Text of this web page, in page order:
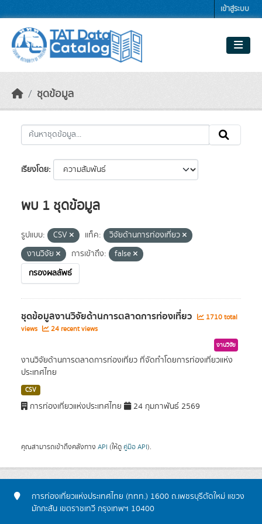
เข้าสู่ระบบ
ชุดข้อมูล
เรียงโดย
พบ 1 ชุดข้อมูล
รูปแบบ: CSV แท็ค:
วิจัยด้านการท่องเที่ยว
งานวิจัย
การเข้าถึง:
false
กรองผลลัพธ์
ชุดข้อมูลงานวิจัยด้านการตลาดการท่องเที่ยว
1710 total
views
24 recent views
งานวิจัย
งานวิจัยด้านการตลาดการท่องเที่ยว ที่จัดทำโดยการท่องเที่ยวแห่ง
ประเทศไทย
CSV
การท่องเที่ยวแห่งประเทศไทย 24 กุมภาพันธ์ 2569
คุณสามารถเข้าถึงคลังทาง API (ให้ดู คู่มือ API).
การท่องเที่ยวแห่งประเทศไทย (ททท.) 1600 ถ.เพชรบุรีตัดใหม่ แขวง
มักกะสัน เขตราชเทวี กรุงเทพฯ 10400